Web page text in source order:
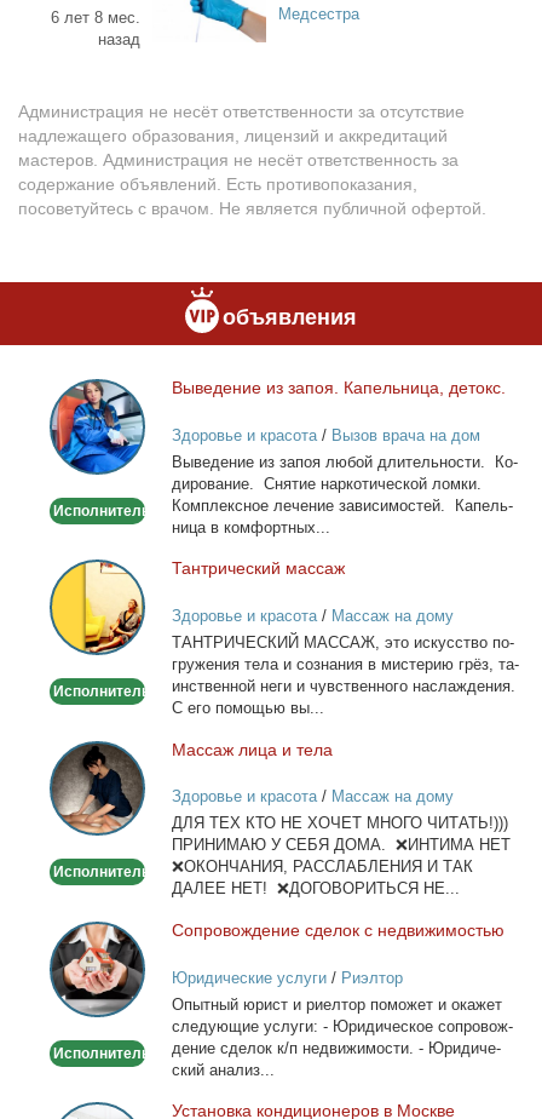
6 лет 8 мес.
назад
Медсестра
Администрация не несёт ответственности за отсутствие
надлежащего образования, лицензий и аккредитаций
мастеров. Администрация не несёт ответственность за
содержание объявлений. Есть противопоказания,
посоветуйтесь с врачом. Не является публичной офертой.
объявления
Выведение
из
запоя.
Капельница,
Исполнитель
Вы­ве­де­ние из за­поя. Ка­пель­ни­ца, де­токс.
Здоровье и красота/ Вызов врача на дом
Вы­ве­де­ние из за­поя лю­бой дли­тель­но­сти. Ко­
ди­ро­ва­ние. Сня­тие нар­ко­ти­че­ской лом­ки.
Ком­плекс­ное ле­че­ние за­ви­си­мо­стей. Ка­пель­
ни­ца в ком­форт­ных...
Тантрический
массаж
Исполнитель
Тан­три­че­ский мас­саж
Здоровье и красота/ Массаж на дому
ТАНТРИЧЕСКИЙ МАССАЖ, это ис­кус­ство по­
гру­же­ния те­ла и со­зна­ния в ми­сте­рию грёз, та­
ин­ствен­ной неги и чув­ствен­но­го на­сла­жде­ния.
С его по­мо­щью вы...
Массаж
лица
и
тела
Исполнитель
Мас­саж ли­ца и те­ла
Здоровье и красота/ Массаж на дому
ДЛЯ ТЕХ КТО НЕ ХОЧЕТ МНОГО ЧИТАТЬ!)))
ПРИНИМАЮ У СЕБЯ ДОМА. ❌ИНТИМА НЕТ
❌ОКОНЧАНИЯ, РАССЛАБЛЕНИЯ И ТАК
ДАЛЕЕ НЕТ! ❌ДОГОВОРИТЬСЯ НЕ...
Сопровождение
сделок
с
недвижимостью
Исполнитель
Со­про­вож­де­ние сде­лок с недви­жи­мо­стью
Юридические услуги/ Риэлтор
Опыт­ный юрист и ри­ел­тор по­мо­жет и ока­жет
сле­ду­ю­щие услу­ги: - Юри­ди­че­ское со­про­вож­
де­ние сде­лок к/п недви­жи­мо­сти. - Юри­ди­че­
ский ана­лиз...
Уста­нов­ка кон­ди­ци­о­не­ров в Москве